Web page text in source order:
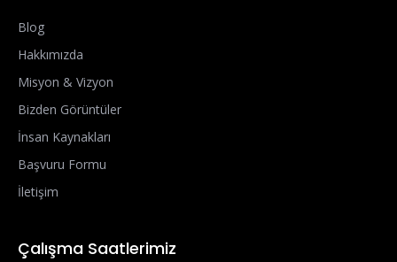
Blog
Hakkımızda
Misyon & Vizyon
Bizden Görüntüler
İnsan Kaynakları
Başvuru Formu
İletişim
Çalışma Saatlerimiz